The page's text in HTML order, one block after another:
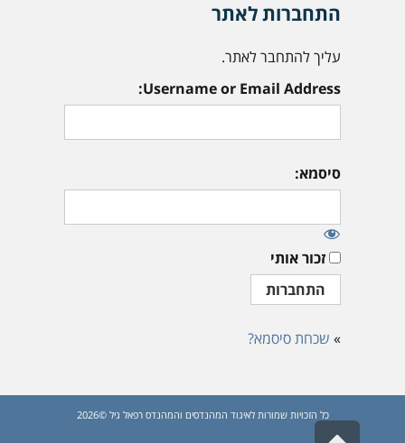
התחברות לאתר
עליך להתחבר לאתר.
Username or Email Address:
סיסמא:
זכור אותי
» שכחת סיסמא?
כל הזכויות שמורות לאיגוד המהנדסים והמהנדס רפאל גיל ©2026